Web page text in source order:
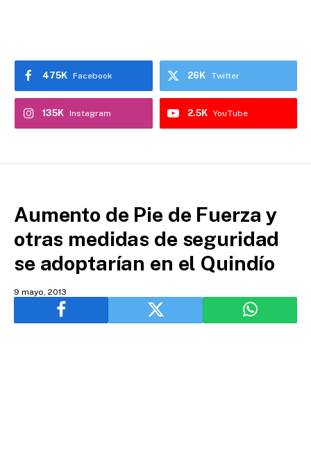
Facebook
475K Twitter
26K
Instagram
135K YouTube
2.5K
Aumento de Pie de Fuerza y
otras medidas de seguridad
se adoptarían en el Quindío
9 mayo, 2013